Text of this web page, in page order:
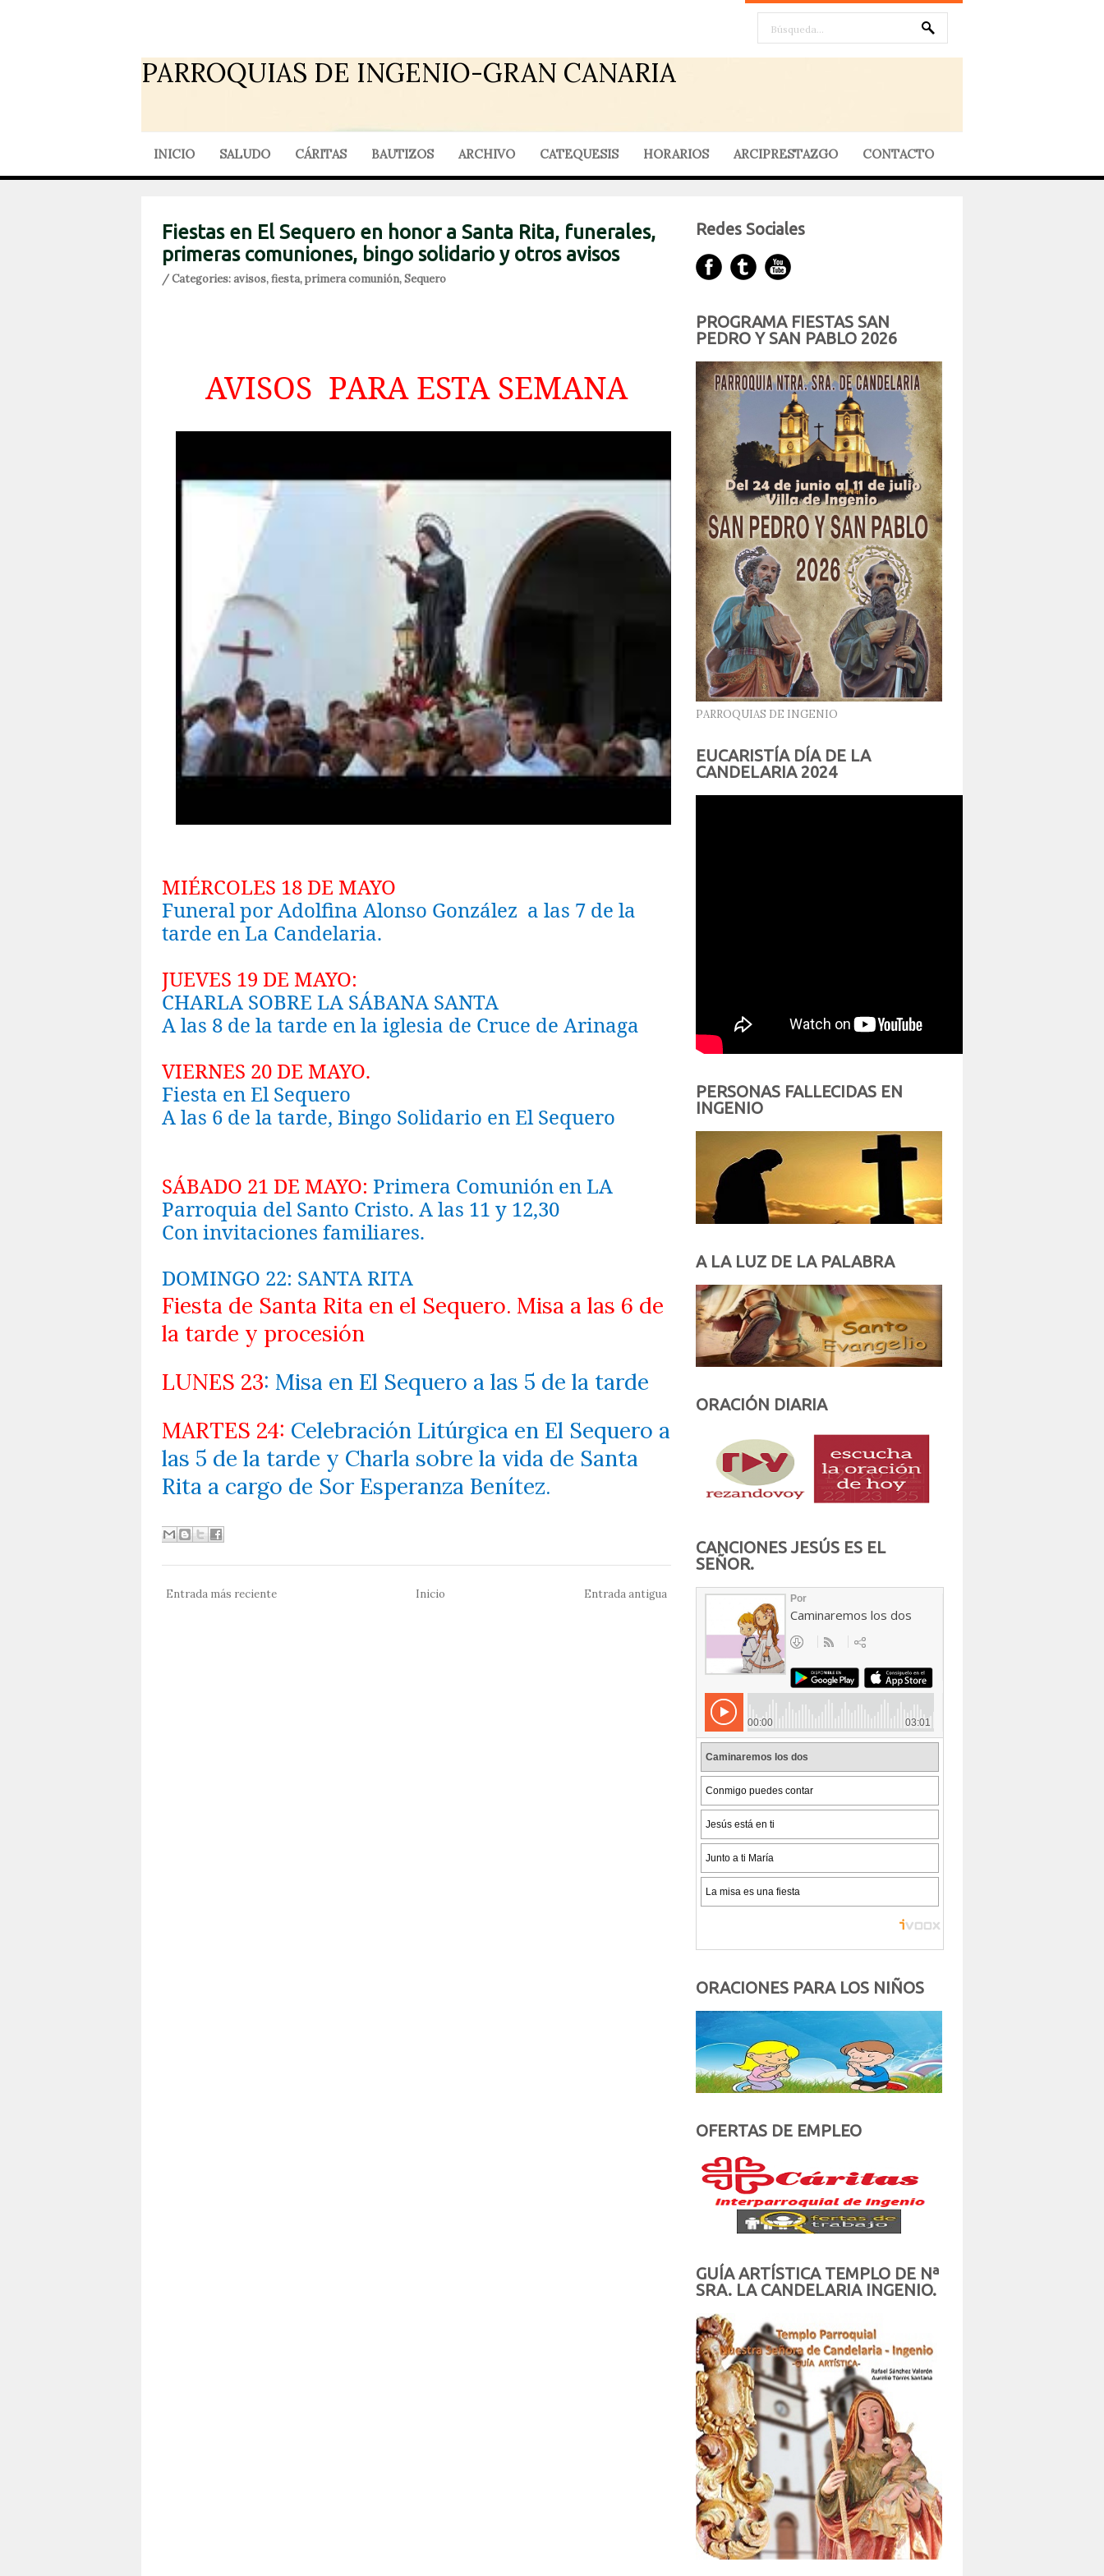
PARROQUIAS DE INGENIO-GRAN CANARIA
INICIO SALUDO CÁRITAS BAUTIZOS ARCHIVO CATEQUESIS HORARIOS ARCIPRESTAZGO CONTACTO
Fiestas en El Sequero en honor a Santa Rita, funerales,
primeras comuniones, bingo solidario y otros avisos
/ Categories:avisos,fiesta,primera comunión,Sequero
AVISOS PARA ESTA SEMANA
MIÉRCOLES 18 DE MAYO
Funeral por Adolfina Alonso González a las 7 de la
tarde en La Candelaria.
JUEVES 19 DE MAYO:
CHARLA SOBRE LA SÁBANA SANTA
A las 8 de la tarde en la iglesia de Cruce de Arinaga
VIERNES 20 DE MAYO.
Fiesta en El Sequero
A las 6 de la tarde, Bingo Solidario en El Sequero
SÁBADO 21 DE MAYO: Primera Comunión en LA
Parroquia del Santo Cristo. A las 11 y 12,30
Con invitaciones familiares.
DOMINGO 22: SANTA RITA
Fiesta de Santa Rita en el Sequero. Misa a las 6 de
la tarde y procesión
LUNES 23: Misa en El Sequero a las 5 de la tarde
MARTES 24: Celebración Litúrgica en El Sequero a
las 5 de la tarde y Charla sobre la vida de Santa
Rita a cargo de Sor Esperanza Benítez.
Entrada más reciente Entrada antigua
Inicio
Redes Sociales
PROGRAMA FIESTAS SAN
PEDRO Y SAN PABLO 2026
PARROQUIAS DE INGENIO
EUCARISTÍA DÍA DE LA
CANDELARIA 2024
PERSONAS FALLECIDAS EN
INGENIO
A LA LUZ DE LA PALABRA
ORACIÓN DIARIA
CANCIONES JESÚS ES EL
SEÑOR.
ORACIONES PARA LOS NIÑOS
OFERTAS DE EMPLEO
GUÍA ARTÍSTICA TEMPLO DE Nª
SRA. LA CANDELARIA INGENIO.